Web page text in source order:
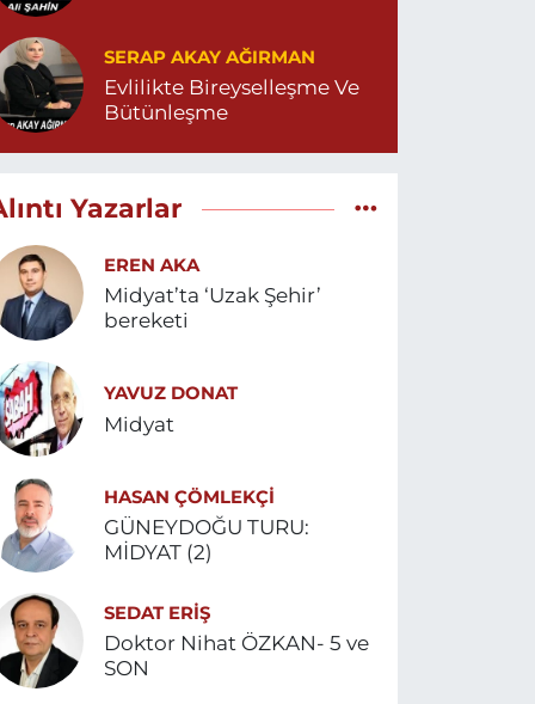
SERAP AKAY AĞIRMAN
Evlilikte Bireyselleşme Ve
Bütünleşme
Yazarlar
EREN AKA
Midyat’ta ‘Uzak Şehir’
bereketi
YAVUZ DONAT
Midyat
HASAN ÇÖMLEKÇİ
GÜNEYDOĞU TURU:
MİDYAT (2)
SEDAT ERİŞ
Doktor Nihat ÖZKAN- 5 ve
SON